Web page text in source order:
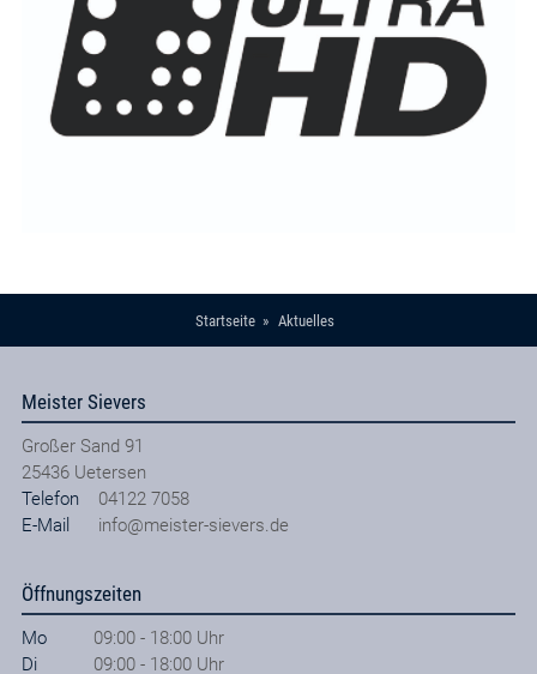
Startseite Aktuelles
Meister Sievers
Großer Sand 91
25436 Uetersen
Telefon
04122 7058
E-Mail
info@meister-sievers.de
Öffnungszeiten
Mo
09:00 - 18:00 Uhr
Di
09:00 - 18:00 Uhr